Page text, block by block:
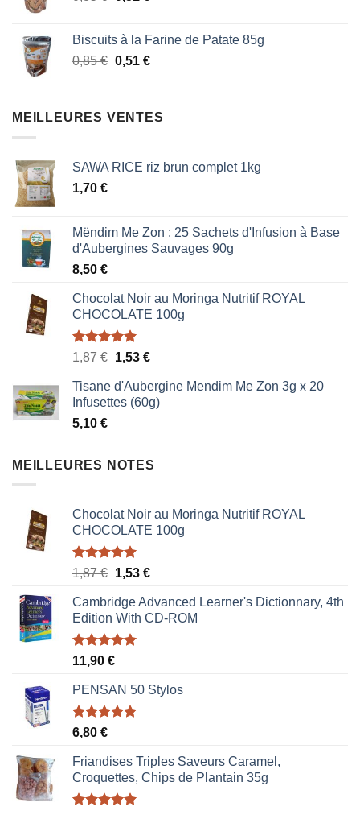
était :
0,85 €.
est :
0,51 €.
Biscuits à la Farine de Patate 85g
0,85€ Le
était :
0,51 €Le
est :
MEILLEURES VENTES
SAWA RICE riz brun complet 1kg
1,70 €
Mëndim Me Zon : 25 Sachets d'Infusion à Base
d'Aubergines Sauvages 90g
8,50 €
Chocolat Noir au Moringa Nutritif ROYAL
CHOCOLATE 100g
Note5.00
sur 5
1,87€ Le
initial
était :
1,53 €Le
actuel
est :
Tisane d'Aubergine Mendim Me Zon 3g x 20
Infusettes (60g)
5,10 €
MEILLEURES NOTES
Chocolat Noir au Moringa Nutritif ROYAL
CHOCOLATE 100g
Note5.00
1,87€ Le
initial
était :
1,87 €.
1,53 €Le
actuel
est :
Cambridge Advanced Learner's Dictionnary, 4th
Edition With CD-ROM
Note5.00
11,90 €
PENSAN 50 Stylos
Note5.00
6,80 €
Friandises Triples Saveurs Caramel,
Croquettes, Chips de Plantain 35g